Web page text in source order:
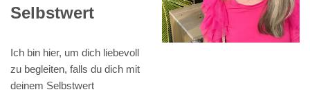
Selbstwert
Ich bin hier, um dich liebevoll
zu begleiten, falls du dich mit
deinem Selbstwert